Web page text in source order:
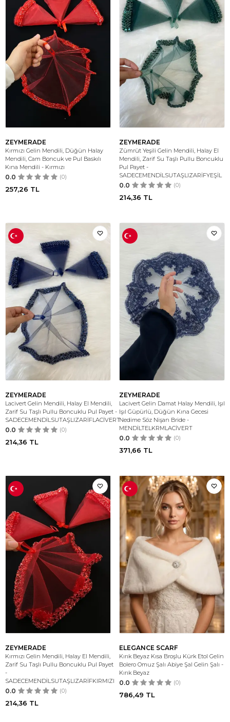
ZEYMERADE
Kırmızı Gelin Mendili, Düğün Halay
Mendili, Cam Boncuk ve Pul Baskılı
Kına Mendili - Kırmızı
0.0 (0)
257,26 TL
ZEYMERADE
Zümrüt Yeşili Gelin Mendili, Halay El
Mendili, Zarif Su Taşlı Pullu Boncuklu
Pul Payet -
SADECEMENDİLSUTAŞLIZARİFYEŞİL
0.0 (0)
214,36 TL
ZEYMERADE
Lacivert Gelin Mendili, Halay El Mendili,
Zarif Su Taşlı Pullu Boncuklu Pul Payet -
SADECEMENDİLSUTAŞLIZARİFLACİVERT
0.0 (0)
214,36 TL
ZEYMERADE
Lacivert Gelin Damat Halay Mendili, Işıl
Işıl Güpürlü, Düğün Kına Gecesi
Nedime Söz Nişan Bride -
MENDİLTELKRMLACİVERT
0.0 (0)
371,66 TL
ZEYMERADE
Kırmızı Gelin Mendili, Halay El Mendili,
Zarif Su Taşlı Pullu Boncuklu Pul Payet
-
SADECEMENDİLSUTAŞLIZARİFKIRMIZI
0.0 (0)
214,36 TL
ELEGANCE SCARF
Kırık Beyaz Kısa Broşlu Kürk Etol Gelin
Bolero Omuz Şalı Abiye Şal Gelin Şalı -
Kırık Beyaz
0.0 (0)
786,49 TL